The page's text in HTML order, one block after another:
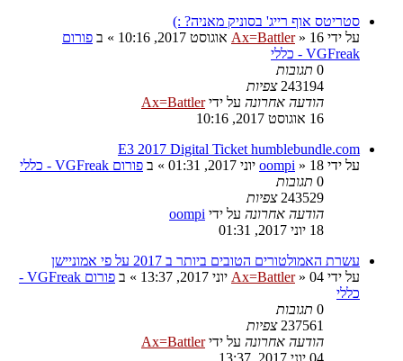
סטריטס אוף רייג' בסוניק מאניה? :)
על ידי
Ax=Battler» 16 אוגוסט 2017, 10:16 » ב פורום
VGFreak - כללי
0 תגובות
243194 צפיות
הודעה אחרונה על ידיAx=Battler
16 אוגוסט 2017, 10:16
E3 2017 Digital Ticket humblebundle.com
על ידי
oompi » 18 יוני 2017, 01:31 » ב פורום VGFreak - כללי
0 תגובות
243529 צפיות
הודעה אחרונה על ידי oompi
18 יוני 2017, 01:31
עשרת האמולטורים הטובים ביותר ב 2017 על פי אמוניישן
על ידי
Ax=Battler» 04 יוני 2017, 13:37 » ב
פורום VGFreak -
כללי
0 תגובות
237561 צפיות
הודעה אחרונה על ידיAx=Battler